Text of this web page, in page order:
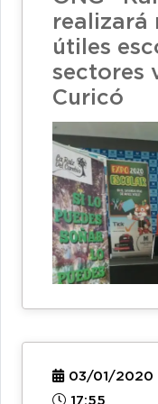
realizará
útiles
sectores
Curicó
03/01/2020
17:55